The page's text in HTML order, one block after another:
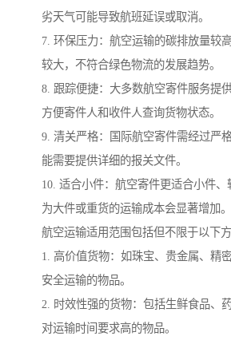
劣天气可能导致航班延误或取消。
7. 环保压力：航空运输的碳排放量较
较大，不符合绿色物流的发展趋势。
8. 跟踪便捷：大多数航空寄件服务提
方便寄件人和收件人查询货物状态。
9. 清关严格：国际航空寄件需经过严
能需要提供详细的报关文件。
10. 适合小件：航空寄件更适合小件、
为大件或重货的运输成本会显著增加。
航空运输适用范围包括但不限于以下方
1. 高价值货物：如珠宝、贵金属、精
安全运输的物品。
2. 时效性强的货物：包括生鲜食品、
对运输时间要求高的物品。